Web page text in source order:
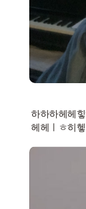
하하하헤헤